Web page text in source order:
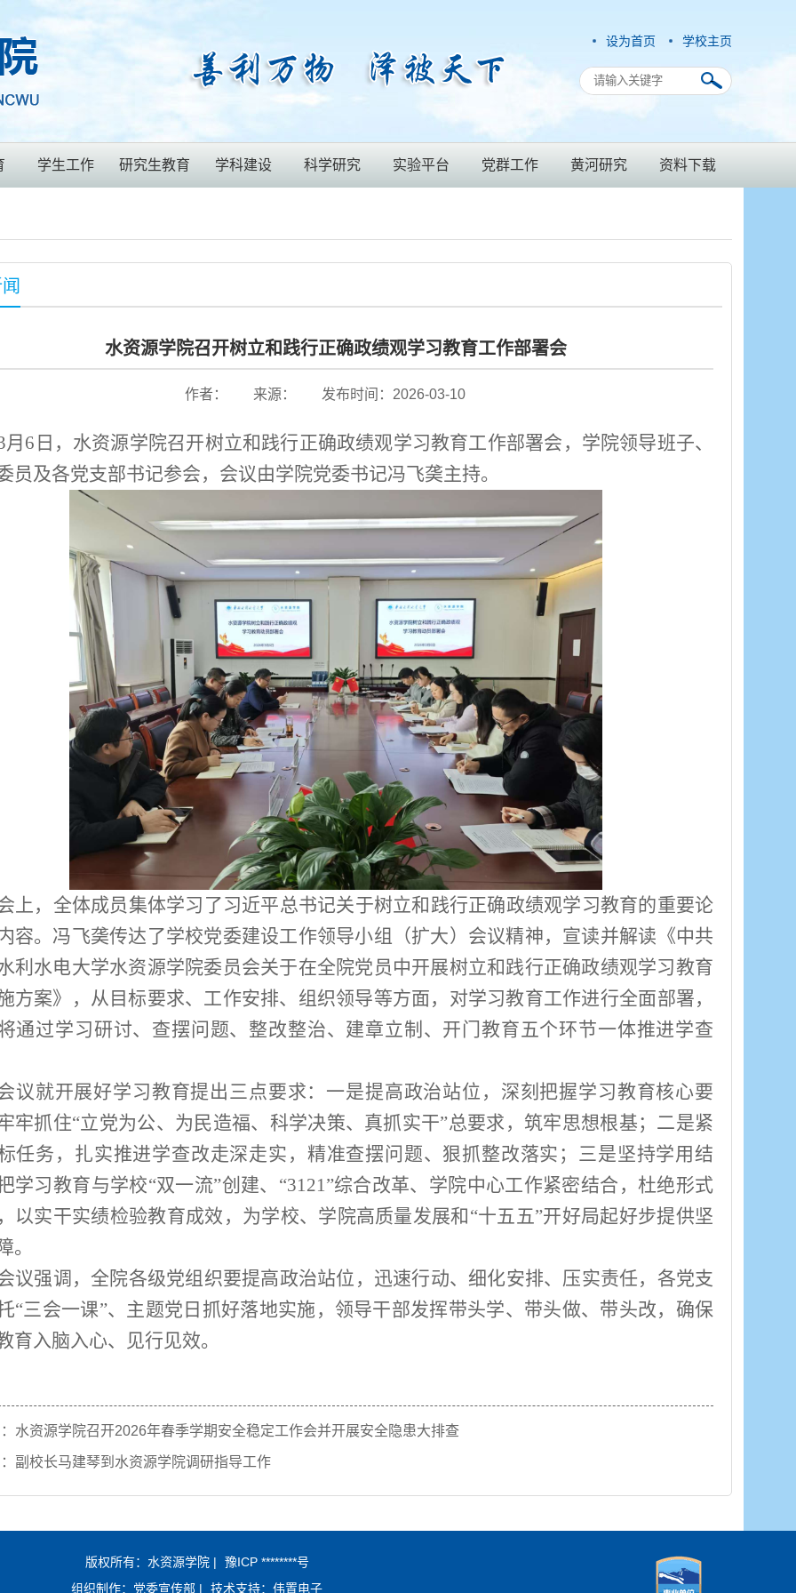
设为首页 学校主页
学生工作 研究生教育 学科建设 科学研究 实验平台 党群工作 黄河研究 资料下载
水资源学院召开树立和践行正确政绩观学习教育工作部署会
作者： 来源： 发布时间：2026-03-10
月 6 日，水资源学院召开树立和践行正确政绩观学习教育工作部署会，学院领导班子、
员及各党支部书记参会，会议由学院党委书记冯飞䶮主持。
上，全体成员集体学习了习近平总书记关于树立和践行正确政绩观学习教育的重要论
容。冯飞䶮传达了学校党委建设工作领导小组（扩大）会议精神， 宣读并解读《中共
利水电大学水资源学院委员会关于在全院党员中开展树立和践行正确政绩观学习教育
方案》，从目标要求、工作安排、组织领导等方面，对学习教育工作进行全面部署，
通过学习研讨、查摆问题、整改整治、建章立制、开门教育五个环节一体推进学查
议就开展好学习教育提出三点要求：一是提高政治站位，深刻把握学习教育核心要
牢抓住“立党为公、为民造福、科学决策、真抓实干”总要求，筑牢思想根基；二是紧
任务，扎实推进学查改走深走实，精准查摆问题、狠抓整改落实；三是坚持学用结
学习教育与学校“双一流”创建、“3121”综合改革、学院中心工作紧密结合，杜绝形式
以实干实绩检验教育成效，为学校、学院高质量发展和“十五五”开好局起好步提供坚
。
议强调，全院各级党组织要提高政治站位，迅速行动、细化安排、压实责任，各党支
“三会一课”、主题党日抓好落地实施，领导干部发挥带头学、带头做、带头改，确保
育入脑入心、见行见效。
水资源学院召开2026年春季学期安全稳定工作会并开展安全隐患大排查
副校长马建琴到水资源学院调研指导工作
版权所有：水资源学院 |
豫ICP ********号
组织制作：党委宣传部 |
技术支持：伟置电子